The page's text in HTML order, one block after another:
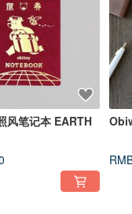
风笔记本 EARTH